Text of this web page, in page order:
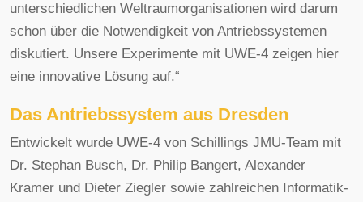
unterschiedlichen Weltraumorganisationen wird darum
schon über die Notwendigkeit von Antriebssystemen
diskutiert. Unsere Experimente mit UWE-4 zeigen hier
eine innovative Lösung auf.“
Das Antriebssystem aus Dresden
Entwickelt wurde UWE-4 von Schillings JMU-Team mit
Dr. Stephan Busch, Dr. Philip Bangert, Alexander
Kramer und Dieter Ziegler sowie zahlreichen Informatik-